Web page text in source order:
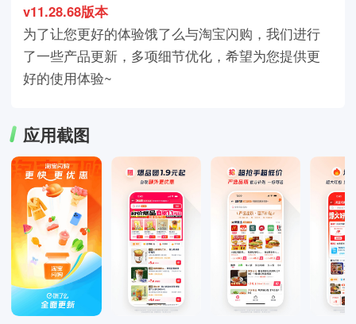
v11.28.68版本
为了让您更好的体验饿了么与淘宝闪购，我们进行
了一些产品更新，多项细节优化，希望为您提供更
好的使用体验~
应用截图